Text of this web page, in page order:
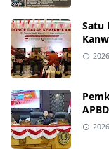
Satu